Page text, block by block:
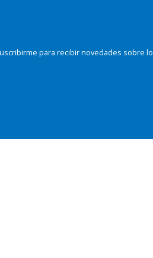
para recibir novedades sobre